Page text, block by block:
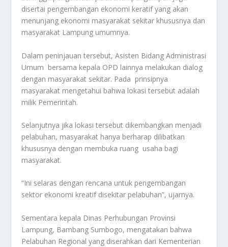
disertai pengembangan ekonomi keratif yang akan
menunjang ekonomi masyarakat sekitar khususnya dan
masyarakat Lampung umumnya.
Dalam peninjauan tersebut, Asisten Bidang Administrasi
Umum bersama kepala OPD lainnya melakukan dialog
dengan masyarakat sekitar. Pada prinsipnya
masyarakat mengetahui bahwa lokasi tersebut adalah
milik Pemerintah.
Selanjutnya jika lokasi tersebut dikembangkan menjadi
pelabuhan, masyarakat hanya berharap dilibatkan
khususnya dengan membuka ruang usaha bagi
masyarakat.
“Ini selaras dengan rencana untuk pengembangan
sektor ekonomi kreatif disekitar pelabuhan”, ujarnya.
Sementara kepala Dinas Perhubungan Provinsi
Lampung, Bambang Sumbogo, mengatakan bahwa
Pelabuhan Regional yang diserahkan dari Kementerian